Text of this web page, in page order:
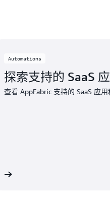
Automations
探索支持的 SaaS
查看 AppFabric 支持的 SaaS 应用